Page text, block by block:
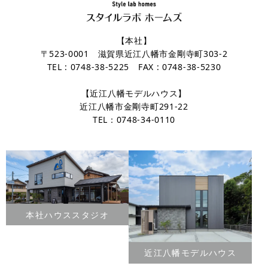
【本社】
〒523-0001 滋賀県近江八幡市金剛寺町303-2
TEL : 0748-38-5225 FAX : 0748-38-5230
【近江八幡モデルハウス】
近江八幡市金剛寺町291-22
TEL：0748-34-0110
本社ハウススタジオ
近江八幡モデルハウス